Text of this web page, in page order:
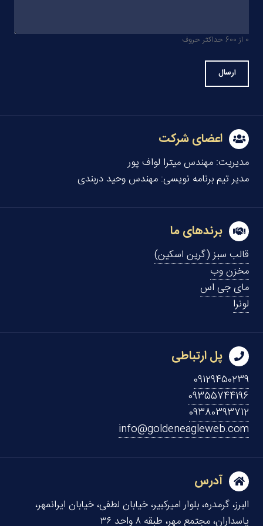
0 از 600 حداکثر حروف
اعضای شرکت
مدیریت: مهندس میترا لواف پور
مدیر تیم برنامه نویسی: مهندس وحید دربندی
برندهای ما
قالب سبز (گرین اسکین)
مخزن وب
مای جی اس
لونرا
پل ارتباطی
09129450239
09355744196
09380393712
info@goldeneagleweb.com
آدرس
البرز، گرمدره، بلوار امیرکبیر، خیابان لطفی، خیابان ایرانمهر،
پاسداران، مجتمع مهر، طبقه ۸ واحد ۳۶